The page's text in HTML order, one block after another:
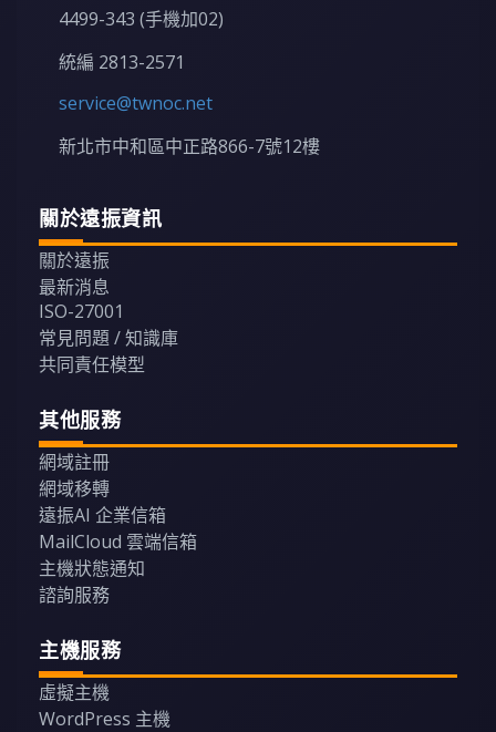
4499-343 (手機加02)
統編 2813-2571
service@twnoc.net
新北市中和區中正路866-7號12樓
關於遠振資訊
關於遠振
最新消息
ISO-27001
常見問題 / 知識庫
共同責任模型
其他服務
網域註冊
網域移轉
遠振AI 企業信箱
MailCloud 雲端信箱
主機狀態通知
諮詢服務
主機服務
虛擬主機
WordPress 主機